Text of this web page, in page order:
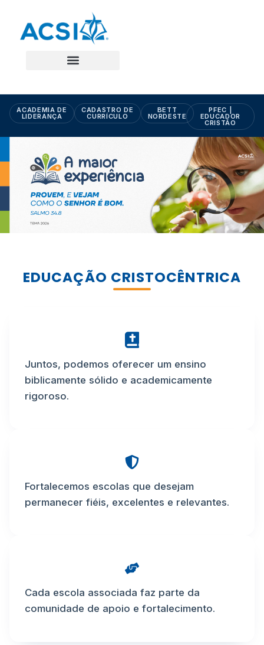
ACADEMIA DE
LIDERANÇA
CADASTRO DE
CURRÍCULO
BETT
NORDESTE
PFEC |
EDUCADOR
CRISTÃO
EDUCAÇÃO CRISTOCÊNTRICA
Juntos, podemos oferecer um ensino
biblicamente sólido e academicamente
rigoroso.
Fortalecemos escolas que desejam
permanecer fiéis, excelentes e relevantes.
Cada escola associada faz parte da
comunidade de apoio e fortalecimento.